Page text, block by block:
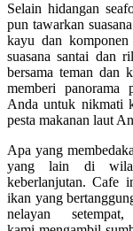
Selain hidangan
pun tawarkan
kayu dan
suasana santai dan
bersama teman dan
memberi panorama
Anda untuk nikmati
pesta makanan laut
Apa yang
yang lain di
keberlanjutan. Cafe
ikan yang
nelayan